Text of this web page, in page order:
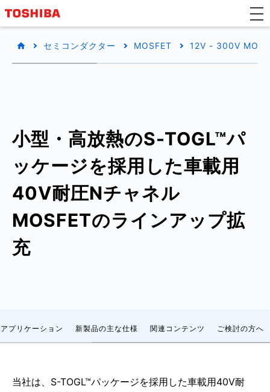
セミコンダクター MOSFET 12V - 300V
小型・高放熱のS-TOGL™パ
ッケージを採用した車載用
40V耐圧Nチャネル
MOSFETのラインアップ拡
充
アプリケーション 新製品の主な仕様 関連コンテンツ ご検討の方へ
当社は、S-TOGL™パッケージを採用した車載用40V耐